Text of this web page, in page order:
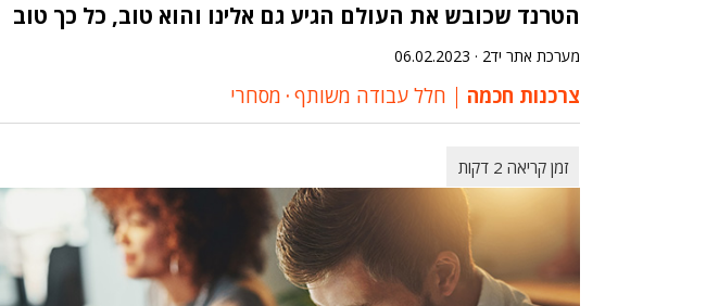
הטרנד שכובש את העולם הגיע גם אלינו והוא טוב, כל כך טוב
מערכת אתר יד2 · 06.02.2023
צרכנות חכמה חלל עבודה משותף ‧ מסחרי